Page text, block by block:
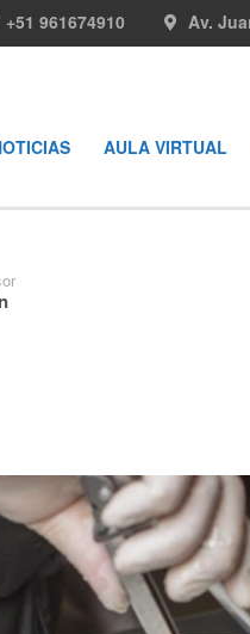
Av.
+51 961674910
AULA VIRTUAL